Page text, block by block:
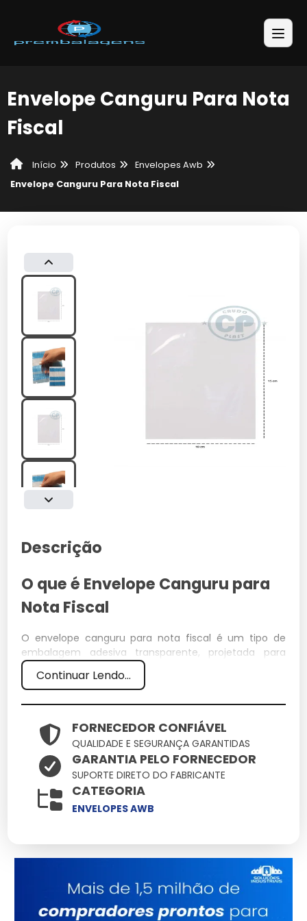
Envelope Canguru Para Nota
Fiscal
Início Produtos
Envelopes Awb
Envelope Canguru Para Nota Fiscal
Descrição
O que é Envelope Canguru para
Nota Fiscal
O envelope canguru para nota fiscal é um tipo de
embalagem adesiva transparente, projetada para
proteger e armazenar documentos fiscais durante o
transporte. Amplamente utilizado em expedições, ele
Especificações Técnicas
Dimensões: 22 cm x 16 cm
Peso: 0,02 kg
Material: Polietileno
Capacidade: Até 10 folhas A4
Características e Benefícios
Transparência:
Facilita a visualização dos
documentos sem necessidade de abertura.
Autoadesivo:Garante fácil aplicação em caixas e
Continuar Lendo...
FORNECEDOR CONFIÁVEL
QUALIDADE E SEGURANÇA GARANTIDAS
GARANTIA PELO FORNECEDOR
SUPORTE DIRETO DO FABRICANTE
CATEGORIA
ENVELOPES AWB